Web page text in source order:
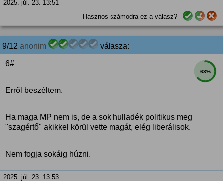
2025. júl. 23. 13:51
Hasznos számodra ez a válasz?
9/12 anonim válasza:
63%
6#
Erről beszéltem.
Ha maga MP nem is, de a sok hulladék politikus meg
"szagértő" akikkel körül vette magát, elég liberálisok.
Nem fogja sokáig húzni.
2025. júl. 23. 13:53